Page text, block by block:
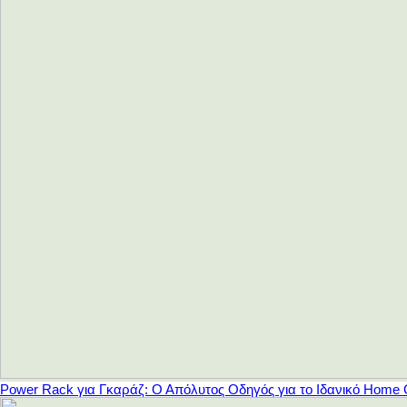
Power Rack για Γκαράζ: Ο Απόλυτος Οδηγός για το Ιδανικό Home